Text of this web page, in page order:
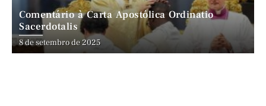
Comentário à Carta Apostólica Ordinatio
Sacerdotalis
8 de setembro de 2025